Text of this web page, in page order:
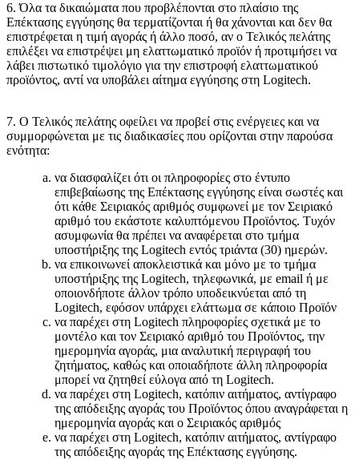
6. Όλα τα δικαιώματα που προβλέπονται στο πλαίσιο της
Επέκτασης εγγύησης θα τερματίζονται ή θα χάνονται και δεν θα
επιστρέφεται η τιμή αγοράς ή άλλο ποσό, αν ο Τελικός πελάτης
επιλέξει να επιστρέψει μη ελαττωματικό προϊόν ή προτιμήσει να
λάβει πιστωτικό τιμολόγιο για την επιστροφή ελαττωματικού
προϊόντος, αντί να υποβάλει αίτημα εγγύησης στη Logitech.
7. Ο Τελικός πελάτης οφείλει να προβεί στις ενέργειες και να
συμμορφώνεται με τις διαδικασίες που ορίζονται στην παρούσα
ενότητα:
να διασφαλίζει ότι οι πληροφορίες στο έντυπο
επιβεβαίωσης της Επέκτασης εγγύησης είναι σωστές και
ότι κάθε Σειριακός αριθμός συμφωνεί με τον Σειριακό
αριθμό του εκάστοτε καλυπτόμενου Προϊόντος. Τυχόν
ασυμφωνία θα πρέπει να αναφέρεται στο τμήμα
υποστήριξης της Logitech εντός τριάντα (30) ημερών.
να επικοινωνεί αποκλειστικά και μόνο με το τμήμα
υποστήριξης της Logitech, τηλεφωνικά, με email ή με
οποιονδήποτε άλλον τρόπο υποδεικνύεται από τη
Logitech, εφόσον υπάρχει ελάττωμα σε κάποιο Προϊόν
να παρέχει στη Logitech πληροφορίες σχετικά με το
μοντέλο και τον Σειριακό αριθμό του Προϊόντος, την
ημερομηνία αγοράς, μια αναλυτική περιγραφή του
ζητήματος, καθώς και οποιαδήποτε άλλη πληροφορία
μπορεί να ζητηθεί εύλογα από τη Logitech.
να παρέχει στη Logitech, κατόπιν αιτήματος, αντίγραφο
της απόδειξης αγοράς του Προϊόντος όπου αναγράφεται η
ημερομηνία αγοράς και ο Σειριακός αριθμός
να παρέχει στη Logitech, κατόπιν αιτήματος, αντίγραφο
της απόδειξης αγοράς της Επέκτασης εγγύησης.